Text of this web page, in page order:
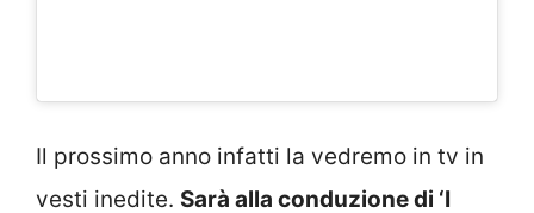
Il prossimo anno infatti la vedremo in tv in
vesti inedite. Sarà alla conduzione di ‘I